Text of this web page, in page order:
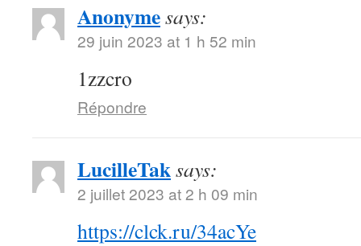
Anonymesays:
29 juin 2023 at 1 h 52 min
1zzcro
Répondre
LucilleTaksays:
2 juillet 2023 at 2 h 09 min
https://clck.ru/34acYe